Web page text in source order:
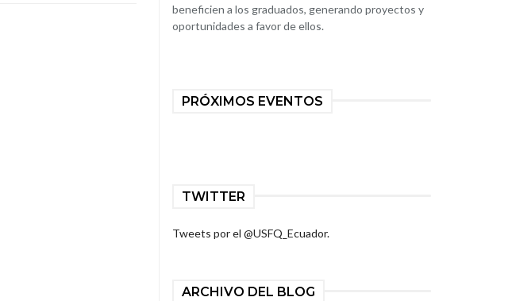
beneficien a los graduados, generando proyectos y
oportunidades a favor de ellos.
PRÓXIMOS EVENTOS
TWITTER
Tweets por el @USFQ_Ecuador.
ARCHIVO DEL BLOG